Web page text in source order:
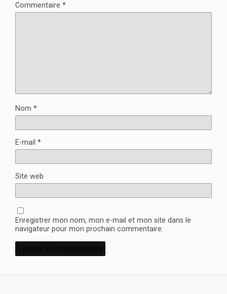
Commentaire *
Nom *
E-mail *
Site web
Enregistrer mon nom, mon e-mail et mon site dans le
navigateur pour mon prochain commentaire.